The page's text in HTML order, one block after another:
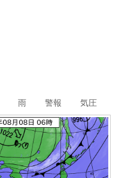
0 0 0 0 0 0 0
89 88 86 84 83 84 83
東 東 東 東 東 東
雨 警報 気圧